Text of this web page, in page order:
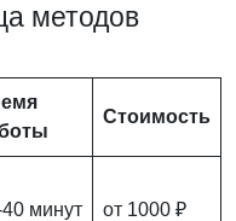
методов
Стоимость
минут от 1000 ₽